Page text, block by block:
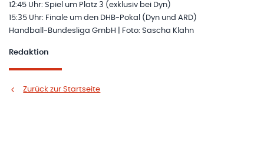
12:45 Uhr: Spiel um Platz 3 (exklusiv bei Dyn)
15:35 Uhr: Finale um den DHB-Pokal (Dyn und ARD)
Handball-Bundesliga GmbH | Foto: Sascha Klahn
Redaktion
Zurück zur Startseite